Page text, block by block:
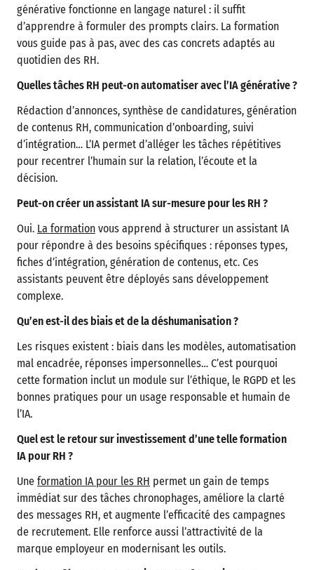
générative fonctionne en langage naturel : il suffit
d’apprendre à formuler des prompts clairs. La formation
vous guide pas à pas, avec des cas concrets adaptés au
quotidien des RH.
Quelles tâches RH peut-on automatiser avec l’IA générative ?
Rédaction d’annonces, synthèse de candidatures, génération
de contenus RH, communication d’onboarding, suivi
d’intégration… L’IA permet d’alléger les tâches répétitives
pour recentrer l’humain sur la relation, l’écoute et la
décision.
Peut-on créer un assistant IA sur-mesure pour les RH ?
Oui. La formation vous apprend à structurer un assistant IA
pour répondre à des besoins spécifiques : réponses types,
fiches d’intégration, génération de contenus, etc. Ces
assistants peuvent être déployés sans développement
complexe.
Qu’en est-il des biais et de la déshumanisation ?
Les risques existent : biais dans les modèles, automatisation
mal encadrée, réponses impersonnelles… C’est pourquoi
cette formation inclut un module sur l’éthique, le RGPD et les
bonnes pratiques pour un usage responsable et humain de
l’IA.
Quel est le retour sur investissement d’une telle formation
IA pour RH ?
Une formation IA pour les RH permet un gain de temps
immédiat sur des tâches chronophages, améliore la clarté
des messages RH, et augmente l’efficacité des campagnes
de recrutement. Elle renforce aussi l’attractivité de la
marque employeur en modernisant les outils.